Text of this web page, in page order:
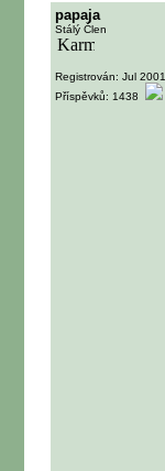
papaja
Stálý Člen
Registrován: Jul 2001
Příspěvků: 1438